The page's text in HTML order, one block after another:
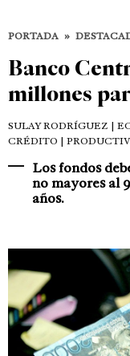
PORTADA »
Banco
millones
SULAY RODRÍGUEZ |
CRÉDITO |
Los fondos
no mayores al
años.